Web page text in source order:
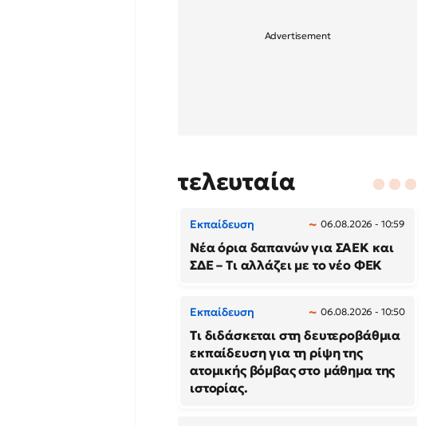
τελευταία
Εκπαίδευση 06.08.2026 - 10:59
Νέα όρια δαπανών για ΣΑΕΚ και
ΣΔΕ – Τι αλλάζει με το νέο ΦΕΚ
Εκπαίδευση 06.08.2026 - 10:50
Τι διδάσκεται στη δευτεροβάθμια
εκπαίδευση για τη ρίψη της
ατομικής βόμβας στο μάθημα της
ιστορίας.